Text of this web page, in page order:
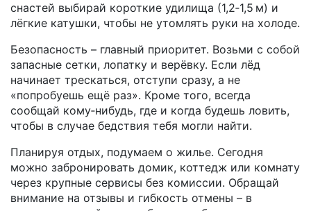
снастей выбирай короткие удилища (1,2‑1,5 м) и
лёгкие катушки, чтобы не утомлять руки на холоде.
Безопасность – главный приоритет. Возьми с собой
запасные сетки, лопатку и верёвку. Если лёд
начинает трескаться, отступи сразу, а не
«попробуешь ещё раз». Кроме того, всегда
сообщай кому‑нибудь, где и когда будешь ловить,
чтобы в случае бедствия тебя могли найти.
Планируя отдых, подумаем о жилье. Сегодня
можно забронировать домик, коттедж или комнату
через крупные сервисы без комиссии. Обращай
внимание на отзывы и гибкость отмены – в